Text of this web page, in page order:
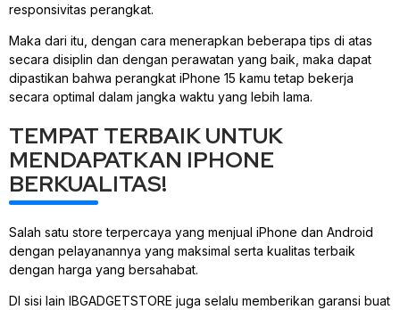
responsivitas perangkat.
Maka dari itu, dengan cara menerapkan beberapa tips di atas
secara disiplin dan dengan perawatan yang baik, maka dapat
dipastikan bahwa perangkat iPhone 15 kamu tetap bekerja
secara optimal dalam jangka waktu yang lebih lama.
TEMPAT TERBAIK UNTUK
MENDAPATKAN IPHONE
BERKUALITAS!
Salah satu store terpercaya yang menjual iPhone dan Android
dengan pelayanannya yang maksimal serta kualitas terbaik
dengan harga yang bersahabat.
DI sisi lain IBGADGETSTORE juga selalu memberikan garansi buat